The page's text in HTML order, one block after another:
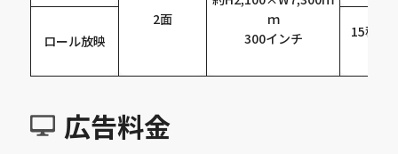
2面
ｍ
300インチ
ロール放映
15秒／
広告料金